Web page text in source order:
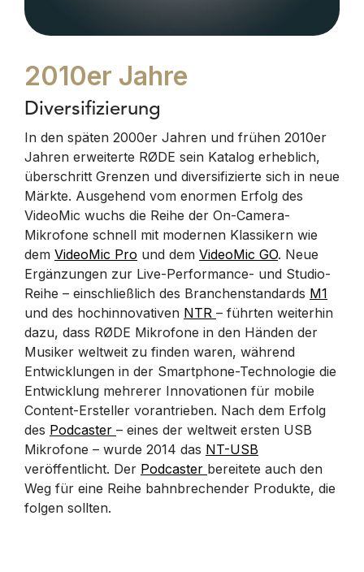
2010er Jahre
Diversifizierung
In den späten 2000er Jahren und frühen 2010er
Jahren erweiterte RØDE sein Katalog erheblich,
überschritt Grenzen und diversifizierte sich in neue
Märkte. Ausgehend vom enormen Erfolg des
VideoMic wuchs die Reihe der On-Camera-
Mikrofone schnell mit modernen Klassikern wie
dem VideoMic Pro und dem VideoMic GO. Neue
Ergänzungen zur Live-Performance- und Studio-
Reihe – einschließlich des Branchenstandards M1
und des hochinnovativen NTR – führten weiterhin
dazu, dass RØDE Mikrofone in den Händen der
Musiker weltweit zu finden waren, während
Entwicklungen in der Smartphone-Technologie die
Entwicklung mehrerer Innovationen für mobile
Content-Ersteller vorantrieben. Nach dem Erfolg
des Podcaster – eines der weltweit ersten USB
Mikrofone – wurde 2014 das NT-USB
veröffentlicht. Der Podcaster bereitete auch den
Weg für eine Reihe bahnbrechender Produkte, die
folgen sollten.